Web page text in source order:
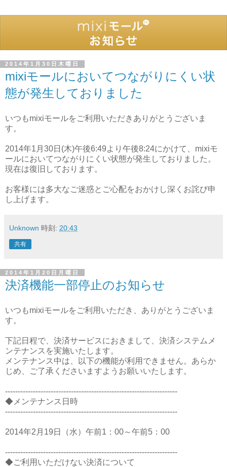
2014年1月30日木曜日
mixiモールにおいてつながりにくい状
態が発生しておりました
いつもmixiモールをご利用いただきありがとうございま
す。
2014年1月30日(木)午後6:49より午後8:24にかけて、mixiモ
ールにおいてつながりにくい状態が発生しておりました。
現在は復旧しております。
お客様には多大なご迷惑とご心配をおかけし深くお詫び申
し上げます。
Unknown 時刻: 20:43
共有
2014年1月20日月曜日
決済機能一部停止のお知らせ
いつもmixiモールをご利用いただき、ありがとうございま
す。
下記日程で、決済サービスにおきまして、決済システムメ
ンテナンスを実施いたします。
メンテナンス中は、以下の機能が利用できません。あらか
じめ、ご了承くださいますようお願いいたします。
--------------------------------------------------------------------
◆メンテナンス日時
--------------------------------------------------------------------
2014年2月19日（水）午前1：00～午前5：00
--------------------------------------------------------------------
◆ご利用いただけない決済について